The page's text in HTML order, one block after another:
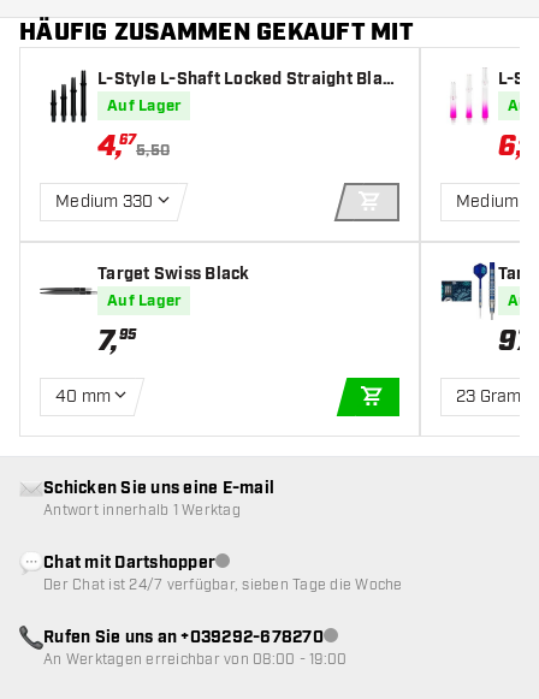
HÄUFIG ZUSAMMEN GEKAUFT MIT
L-Style L-Shaft Locked Straight Blac
k - Dart Shafts
Auf Lager
4,67
5,50
Medium 330
IN DEN
Target Swiss Black
Auf Lager
7,95
40 mm
IN DEN
L-
rt
Auf
6,59
Medium
Auf
97
23 Gramm
Schicken Sie uns eine E-mail
Antwort innerhalb 1 Werktag
Chat mit DartshopperKundenservice nicht verfügbar
Der Chat ist 24/7 verfügbar, sieben Tage die Woche
Rufen Sie uns an +039292-678270Kundenservice nicht
An Werktagen erreichbar von 08:00 - 19:00